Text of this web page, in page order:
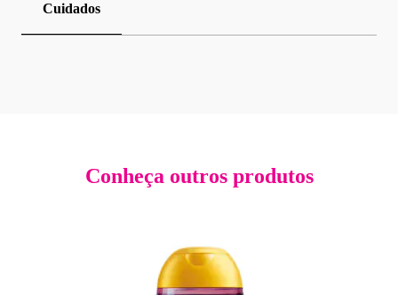
Cuidados
Conheça outros produtos